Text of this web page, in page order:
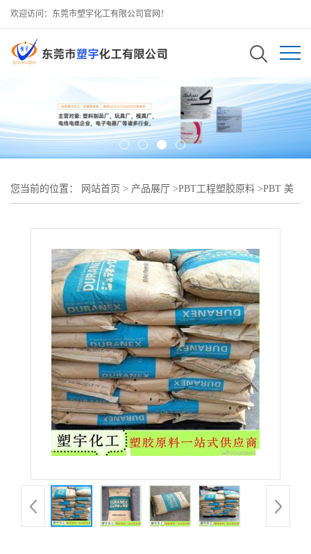
欢迎访问：东莞市塑宇化工有限公司官网！
您当前的位置： 网站首页 > 产品展厅 >PBT工程塑胶原料 >PBT 美